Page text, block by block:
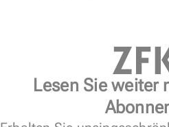
Lesen Sie weiter